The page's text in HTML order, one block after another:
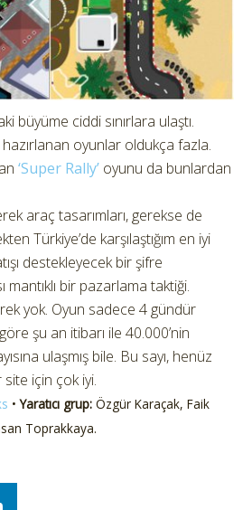
büyüme ciddi sınırlara ulaştı.
oyunlar oldukça fazla.
‘Super Rally’ oyunu da bunlardan
araç tasarımları, gerekse de
Türkiye’de karşılaştığım en iyi
destekleyecek bir şifre
bir pazarlama taktiği.
yok. Oyun sadece 4 gündür
şu an itibarı ile 40.000’nin
ulaşmış bile. Bu sayı, henüz
site için çok iyi.
•Yaratıcı grup: Özgür Karaçak, Faik
Toprakkaya.